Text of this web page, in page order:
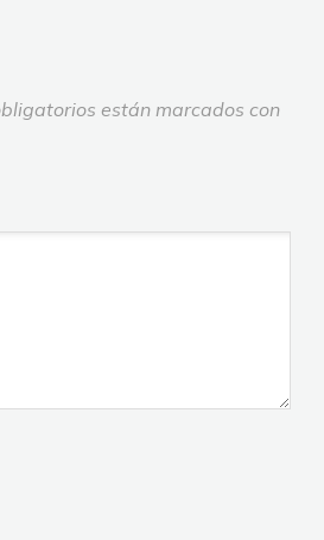
están marcados con